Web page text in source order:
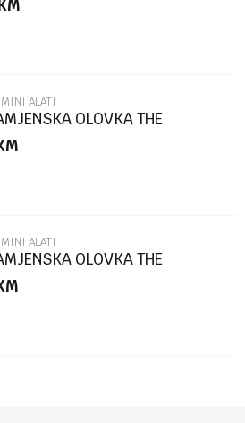
ALATI
OLOVKA THE
BLACK BOX
ALATI
OLOVKA THE
MULTICOLOR